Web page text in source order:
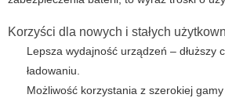
Korzyści dla nowych i stałych
Lepsza wydajność urządzeń – dłuższy
ładowaniu.
Możliwość korzystania z szerokiej